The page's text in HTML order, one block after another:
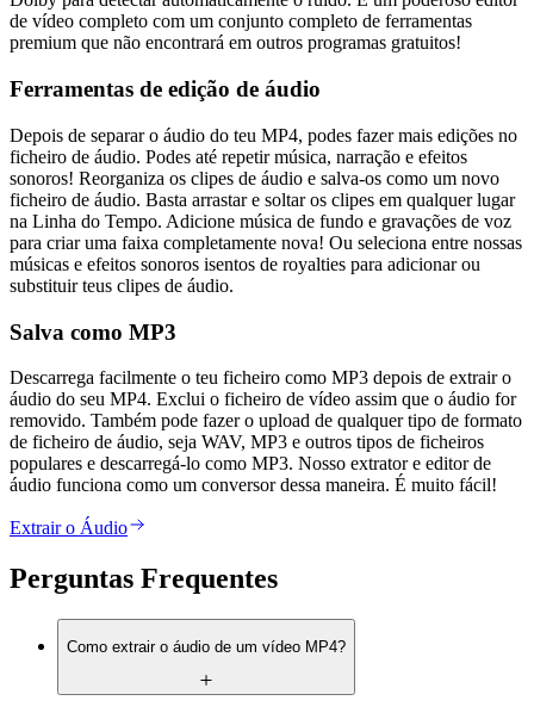
de vídeo completo com um conjunto completo de ferramentas
premium que não encontrará em outros programas gratuitos!
Ferramentas de edição de áudio
Depois de separar o áudio do teu MP4, podes fazer mais edições no
ficheiro de áudio. Podes até repetir música, narração e efeitos
sonoros! Reorganiza os clipes de áudio e salva-os como um novo
ficheiro de áudio. Basta arrastar e soltar os clipes em qualquer lugar
na Linha do Tempo. Adicione música de fundo e gravações de voz
para criar uma faixa completamente nova! Ou seleciona entre nossas
músicas e efeitos sonoros isentos de royalties para adicionar ou
substituir teus clipes de áudio.
Salva como MP3
Descarrega facilmente o teu ficheiro como MP3 depois de extrair o
áudio do seu MP4. Exclui o ficheiro de vídeo assim que o áudio for
removido. Também pode fazer o upload de qualquer tipo de formato
de ficheiro de áudio, seja WAV, MP3 e outros tipos de ficheiros
populares e descarregá-lo como MP3. Nosso extrator e editor de
áudio funciona como um conversor dessa maneira. É muito fácil!
Extrair o Áudio
Perguntas Frequentes
Como extrair o áudio de um vídeo MP4?